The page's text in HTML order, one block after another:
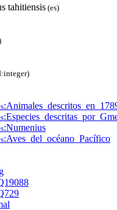
tahitiensis (es)
:Numenius
:Aves_del_océano_Pacífico